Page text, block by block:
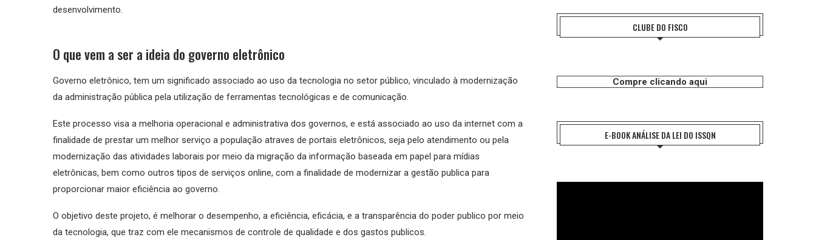
desenvolvimento.
O que vem a ser a ideia do governo eletrônico
Governo eletrônico, tem um significado associado ao uso da tecnologia no setor público, vinculado à modernização
da administração pública pela utilização de ferramentas tecnológicas e de comunicação.
Este processo visa a melhoria operacional e administrativa dos governos, e está associado ao uso da internet com a
finalidade de prestar um melhor serviço a população atraves de portais eletrônicos, seja pelo atendimento ou pela
modernização das atividades laborais por meio da migração da informação baseada em papel para mídias
eletrônicas, bem como outros tipos de serviços online, com a finalidade de modernizar a gestão publica para
proporcionar maior eficiência ao governo.
O objetivo deste projeto, é melhorar o desempenho, a eficiência, eficácia, e a transparência do poder publico por meio
da tecnologia, que traz com ele mecanismos de controle de qualidade e dos gastos publicos.
CLUBE DO FISCO
Compre clicando aqui
E-BOOK ANÁLISE DA LEI DO ISSQN